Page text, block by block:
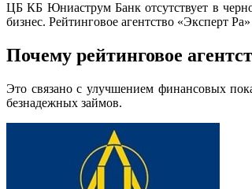
ЦБ КБ Юниаструм Банк отсутствует в
бизнес. Рейтинговое агентство «Эксперт
Почему рейтинговое
Это связано с улучшением финансовых
безнадежных займов.